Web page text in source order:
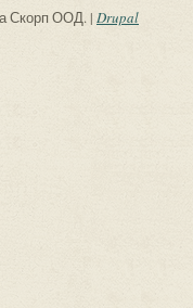
Скорп ООД. | Drupal